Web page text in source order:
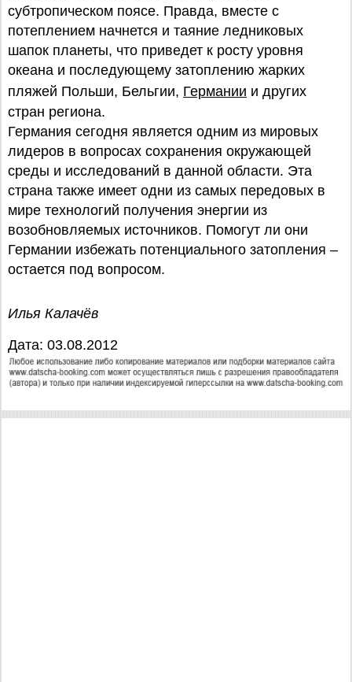
субтропическом поясе. Правда, вместе с
потеплением начнется и таяние ледниковых
шапок планеты, что приведет к росту уровня
океана и последующему затоплению жарких
пляжей Польши, Бельгии, Германии и других
стран региона.
Германия сегодня является одним из мировых
лидеров в вопросах сохранения окружающей
среды и исследований в данной области. Эта
страна также имеет одни из самых передовых в
мире технологий получения энергии из
возобновляемых источников. Помогут ли они
Германии избежать потенциального затопления –
остается под вопросом.
Илья Калачёв
Дата: 03.08.2012